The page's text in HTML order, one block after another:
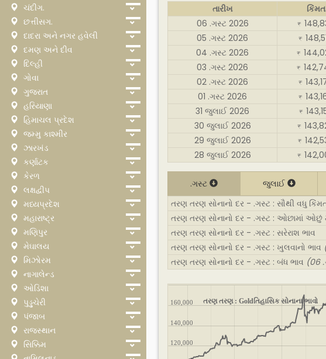
ચંદીગ.
છત્તીસગ.
દાદરા અને નગર હવેલી
દમણ અને દીવ
દિલ્હી
ગોવા
ગુજરાત
હરિયાણા
હિમાચલ પ્રદેશ
જમ્મુ કાશ્મીર
ઝારખંડ
કર્ણાટક
કેરળ
લક્ષદ્વીપ
મધ્યપ્રદેશ
મહારાષ્ટ્ર
મણિપુર
મેઘાલય
મિઝોરમ
નાગાલેન્ડ
ઓડિશા
પુડ્ડુચેરી
પંજાબ
રાજસ્થાન
સિક્કિમ
તારીખ કિંમત
06 .ગસ્ટ 2026
₹
05 .ગસ્ટ 2026
₹
04 .ગસ્ટ 2026
₹
03 .ગસ્ટ 2026
₹
02 .ગસ્ટ 2026
₹
01 .ગસ્ટ 2026
₹
31 જુલાઈ 2026
₹
30 જુલાઈ 2026
₹
29 જુલાઈ 2026
₹
28 જુલાઈ 2026
₹
.ગસ્ટ જુલાઈ
તરણ તરણ સોનાનો દર - .ગસ્ટ : સૌથી વધુ
તરણ તરણ સોનાનો દર - .ગસ્ટ : ઓછામાં ઓછું
તરણ તરણ સોનાનો દર - .ગસ્ટ : સરેરાશ ભાવ
તરણ તરણ સોનાનો દર - .ગસ્ટ : ખુલવાનો ભાવ
તરણ તરણ સોનાનો દર - .ગસ્ટ : બંધ ભાવ (06
તરણ તરણ : Goldતિહાસિક સોનાના ભાવો
120,000
140,000
160,000